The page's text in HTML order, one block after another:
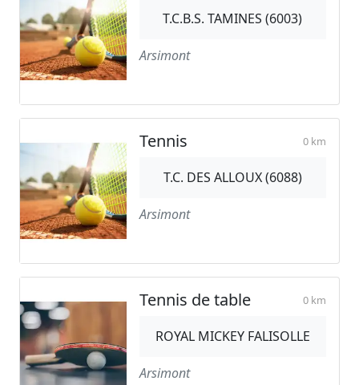
T.C.B.S. TAMINES (6003)
Arsimont
Tennis 0 km
T.C. DES ALLOUX (6088)
Arsimont
Tennis de table 0 km
ROYAL MICKEY FALISOLLE
Arsimont